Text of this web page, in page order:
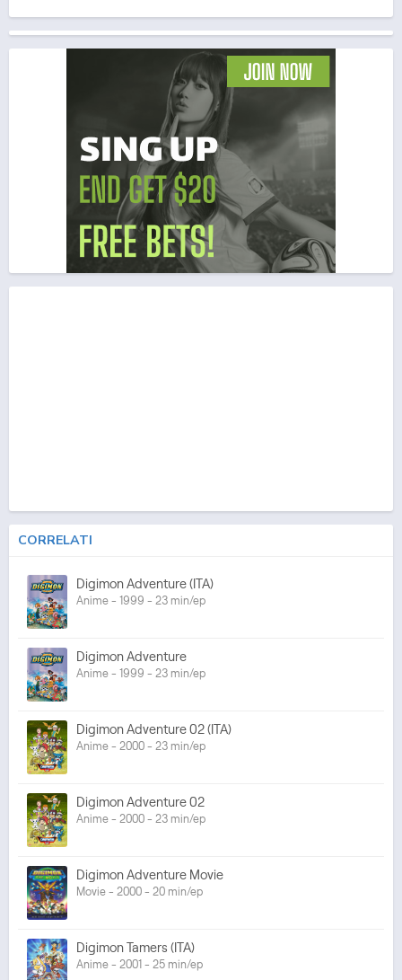
CORRELATI
Digimon Adventure (ITA)
Anime - 1999 - 23 min/ep
Digimon Adventure
Anime - 1999 - 23 min/ep
Digimon Adventure 02 (ITA)
Anime - 2000 - 23 min/ep
Digimon Adventure 02
Anime - 2000 - 23 min/ep
Digimon Adventure Movie
Movie - 2000 - 20 min/ep
Digimon Tamers (ITA)
Anime - 2001 - 25 min/ep